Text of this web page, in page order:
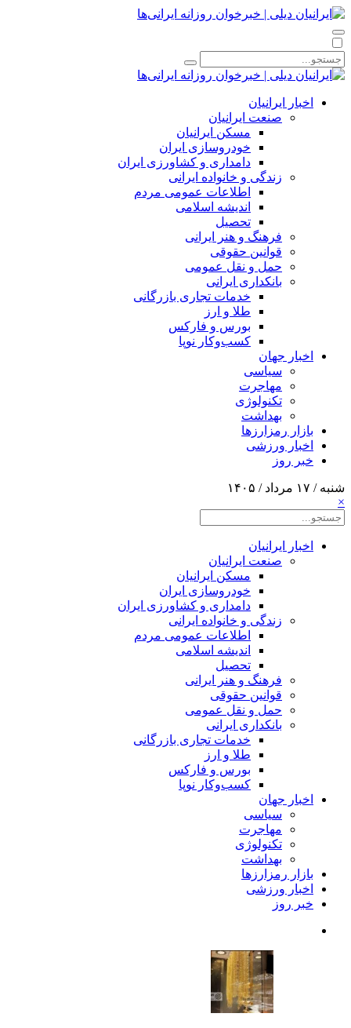
اخبار ایرانیان
صنعت ایرانیان
مسکن ایرانیان
خودروسازی ایران
دامداری و کشاورزی ایران
زندگی و خانواده ایرانی
اطلاعات عمومی مردم
اندیشه اسلامی
تحصیل
فرهنگ و هنر ایرانی
قوانین حقوقی
حمل و نقل عمومی
بانکداری ایرانی
خدمات تجاری بازرگانی
طلا و ارز
بورس و فارکس
کسب‌وکار نوپا
اخبار جهان
سیاسی
مهاجرت
تکنولوژی
بهداشت
بازار رمزارزها
اخبار ورزشی
خبر روز
شنبه / ۱۷ مرداد / ۱۴۰۵
×
اخبار ایرانیان
صنعت ایرانیان
مسکن ایرانیان
خودروسازی ایران
دامداری و کشاورزی ایران
زندگی و خانواده ایرانی
اطلاعات عمومی مردم
اندیشه اسلامی
تحصیل
فرهنگ و هنر ایرانی
قوانین حقوقی
حمل و نقل عمومی
بانکداری ایرانی
خدمات تجاری بازرگانی
طلا و ارز
بورس و فارکس
کسب‌وکار نوپا
اخبار جهان
سیاسی
مهاجرت
تکنولوژی
بهداشت
بازار رمزارزها
اخبار ورزشی
خبر روز